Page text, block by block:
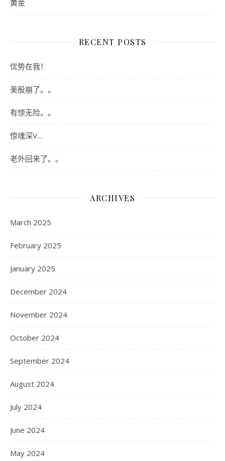
黄金
RECENT POSTS
优势在我！
美股崩了。。
有惊无险。。
惊魂深V…
老外回来了。。
ARCHIVES
March 2025
February 2025
January 2025
December 2024
November 2024
October 2024
September 2024
August 2024
July 2024
June 2024
May 2024